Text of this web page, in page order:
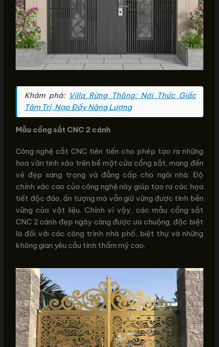
Khám phá: Villa Rừng Thông: Nơi Thức Giấc
Tâm Trí, Nạp Đầy Năng Lượng
Mẫu cổng sắt CNC 2 cánh
Công nghệ cắt CNC tiên tiến cho phép tạo ra những
hoa văn tinh xảo trên bề mặt cửa cổng sắt, mang đến
vẻ đẹp sang trọng và đẳng cấp cho ngôi nhà. Độ
chính xác cao của công nghệ này giúp tạo ra các họa
tiết độc đáo, ấn tượng mà vẫn giữ vững được tính bền
vững của vật liệu. Chính vì vậy, các mẫu cổng sắt
CNC 2 cánh đẹp ngày càng được ưa chuộng, đặc biệt
là đối với các công trình nhà phố, biệt thự và những
không gian yêu cầu tính thẩm mỹ cao.